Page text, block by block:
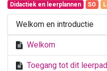
Didactiek en leerplannen SO
Welkom en introductie
Welkom
Toegang tot dit leerpad